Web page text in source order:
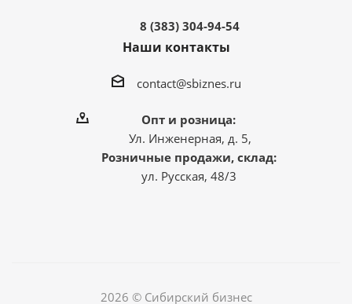
8 (383) 304-94-54
Наши контакты
contact@sbiznes.ru
Опт и розница:
Ул. Инженерная, д. 5,
Розничные продажи, склад:
ул. Русская, 48/3
2026 © Сибирский бизнес